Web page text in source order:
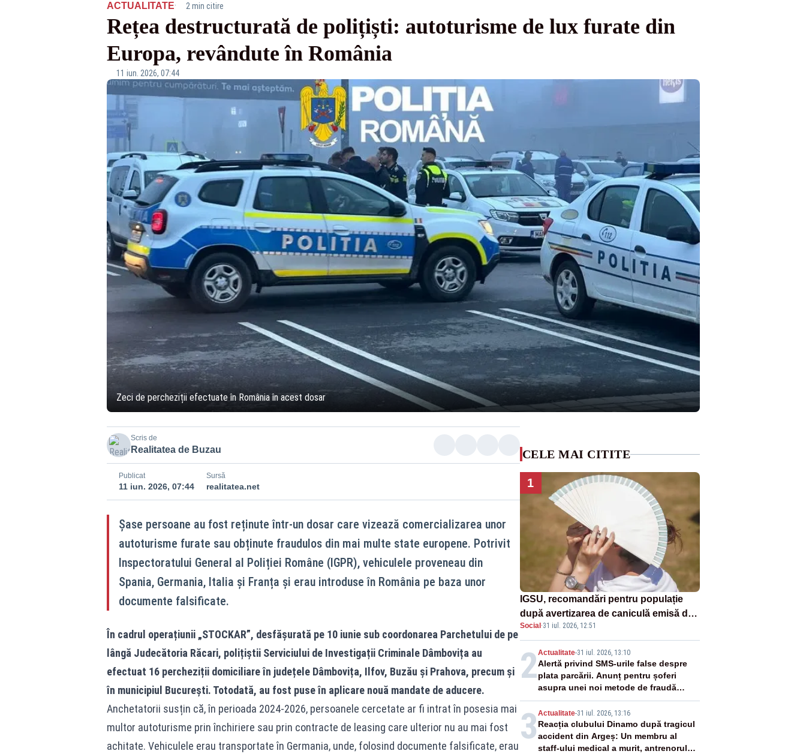
ACTUALITATE· 2 min citire
Rețea destructurată de polițiști: autoturisme de lux furate din
Europa, revândute în România
11 iun. 2026, 07:44
Zeci de percheziții efectuate în România în acest dosar
Scris de
Realitatea de Buzau
Publicat
11 iun. 2026, 07:44
Sursă
realitatea.net
Șase persoane au fost reținute într-un dosar care vizează comercializarea unor
autoturisme furate sau obținute fraudulos din mai multe state europene. Potrivit
Inspectoratului General al Poliției Române (IGPR), vehiculele proveneau din
Spania, Germania, Italia și Franța și erau introduse în România pe baza unor
documente falsificate.
În cadrul operațiunii „STOCKAR”, desfășurată pe 10 iunie sub coordonarea Parchetului de pe
lângă Judecătoria Răcari, polițiștii Serviciului de Investigații Criminale Dâmbovița au
efectuat 16 percheziții domiciliare în județele Dâmbovița, Ilfov, Buzău și Prahova, precum și
în municipiul București. Totodată, au fost puse în aplicare nouă mandate de aducere.
Anchetatorii susțin că, în perioada 2024-2026, persoanele cercetate ar fi intrat în posesia mai
multor autoturisme prin închiriere sau prin contracte de leasing care ulterior nu au mai fost
achitate. Vehiculele erau transportate în Germania, unde, folosind documente falsificate, erau
CELE MAI CITITE
1
IGSU, recomandări pentru populație
după avertizarea de caniculă emisă de
meteorologi
Social ·31 iul. 2026, 12:51
2Actualitate-31 iul. 2026, 13:10
Alertă privind SMS-urile false despre
plata parcării. Anunț pentru șoferi
asupra unei noi metode de fraudă
online
3 Actualitate-31 iul. 2026, 13:16
Reacția clubului Dinamo după tragicul
accident din Argeș: Un membru al
staff-ului medical a murit, antrenorul